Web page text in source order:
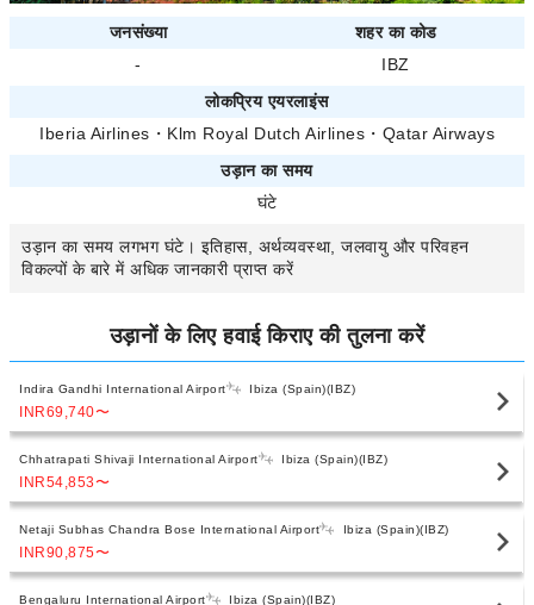
जनसंख्या
शहर का कोड
-
IBZ
लोकप्रिय एयरलाइंस
Iberia Airlines ・ Klm Royal Dutch Airlines ・ Qatar Airways
उड़ान का समय
घंटे
उड़ान का समय लगभग घंटे। इतिहास, अर्थव्यवस्था, जलवायु और परिवहन
विकल्पों के बारे में अधिक जानकारी प्राप्त करें
उड़ानों के लिए हवाई किराए की तुलना करें
Indira Gandhi International Airport Ibiza (Spain)(IBZ)
INR69,740〜
Chhatrapati Shivaji International Airport Ibiza (Spain)(IBZ)
INR54,853〜
Netaji Subhas Chandra Bose International Airport Ibiza (Spain)(IBZ)
INR90,875〜
Bengaluru International Airport Ibiza (Spain)(IBZ)